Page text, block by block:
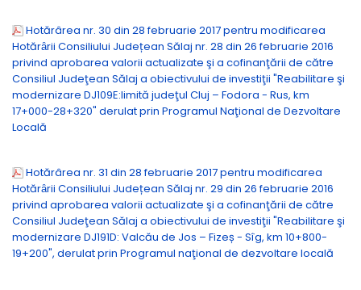
Hotărârea nr. 30 din 28 februarie 2017 pentru modificarea
Hotărȃrii Consiliului Județean Sălaj nr. 28 din 26 februarie 2016
privind aprobarea valorii actualizate şi a cofinanţării de către
Consiliul Judeţean Sălaj a obiectivului de investiţii "Reabilitare şi
modernizare DJ109E:limită judeţul Cluj – Fodora - Rus, km
17+000-28+320" derulat prin Programul Naţional de Dezvoltare
Locală
Hotărârea nr. 31 din 28 februarie 2017 pentru modificarea
Hotărȃrii Consiliului Județean Sălaj nr. 29 din 26 februarie 2016
privind aprobarea valorii actualizate şi a cofinanţării de către
Consiliul Judeţean Sălaj a obiectivului de investiţii "Reabilitare şi
modernizare DJ191D: Valcău de Jos – Fizeș - Sîg, km 10+800-
19+200", derulat prin Programul naţional de dezvoltare locală